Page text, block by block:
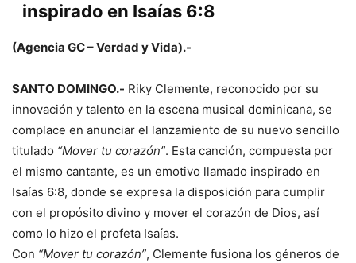
inspirado en Isaías 6:8
(Agencia GC – Verdad y Vida).-
SANTO DOMINGO.- Riky Clemente, reconocido por su
innovación y talento en la escena musical dominicana, se
complace en anunciar el lanzamiento de su nuevo sencillo
titulado “Mover tu corazón”. Esta canción, compuesta por
el mismo cantante, es un emotivo llamado inspirado en
Isaías 6:8, donde se expresa la disposición para cumplir
con el propósito divino y mover el corazón de Dios, así
como lo hizo el profeta Isaías.
Con “Mover tu corazón”, Clemente fusiona los géneros de